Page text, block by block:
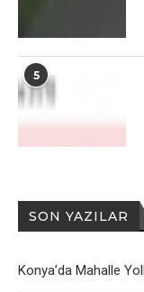
5
SON YAZILAR
Konya’da Mahalle